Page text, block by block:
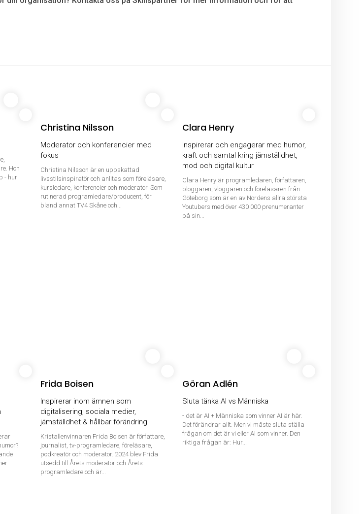
Hon
- hur
Christina Nilsson
Moderator och konferencier med
fokus
Christina Nilsson är en uppskattad
livsstilsinspiratör och anlitas som föreläsare,
kursledare, konferencier och moderator. Som
rutinerad programledare/producent, för
bland annat TV4 Skåne och...
Clara Henry
Inspirerar och engagerar med humor,
kraft och samtal kring jämställdhet,
mod och digital kultur
Clara Henry är programledaren, författaren,
bloggaren, vloggaren och föreläsaren från
Göteborg som är en av Nordens allra största
Youtubers med över 430 000 prenumeranter
på sin...
Frida Boisen
Inspirerar inom ämnen som
digitalisering, sociala medier,
jämställdhet & hållbar förändring
Kristallenvinnaren Frida Boisen är författare,
journalist, tv-programledare, föreläsare,
podkreatör och moderator. 2024 blev Frida
utsedd till Årets moderator och Årets
programledare och är...
Göran Adlén
Sluta tänka AI vs Människa
- det är AI + Människa som vinner AI är här.
Det förändrar allt. Men vi måste sluta ställa
frågan om det är vi eller AI som vinner. Den
riktiga frågan är: Hur...